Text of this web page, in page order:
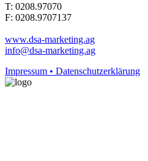
T: 0208.97070
F: 0208.9707137
www.dsa-marketing.ag
info@dsa-marketing.ag
Impressum • Datenschutzerklärung